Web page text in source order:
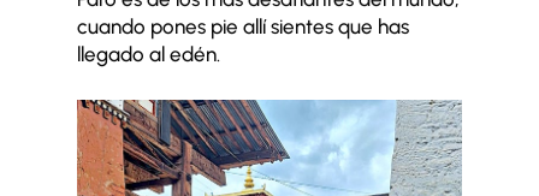
cuando pones pie allí sientes que has
llegado al edén.